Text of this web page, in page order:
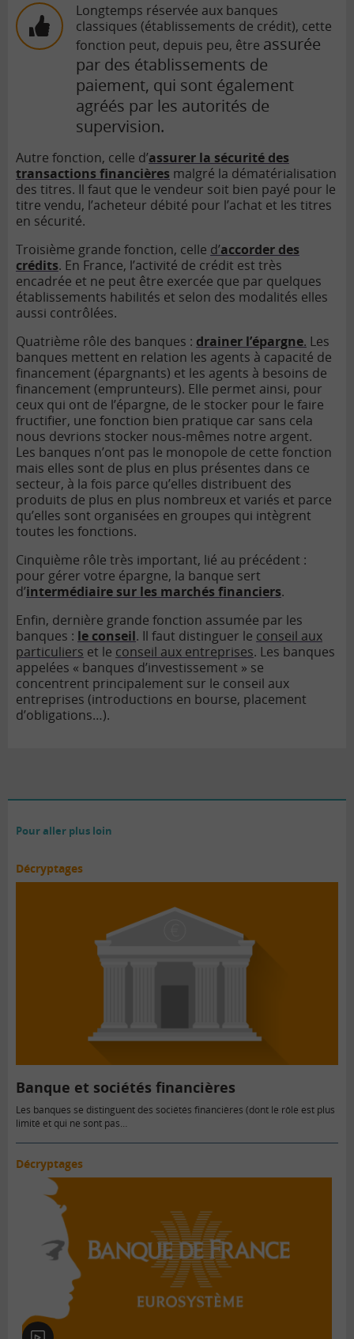
Longtemps réservée aux banques
classiques (établissements de crédit), cette
fonction peut, depuis peu, être assurée
par des établissements de
paiement, qui sont également
agréés par les autorités de
supervision.
Autre fonction, celle d’assurer la sécurité des
transactions financières malgré la dématérialisation
des titres. Il faut que le vendeur soit bien payé pour le
titre vendu, l’acheteur débité pour l’achat et les titres
en sécurité.
Troisième grande fonction, celle d’accorder des
crédits. En France, l’activité de crédit est très
encadrée et ne peut être exercée que par quelques
établissements habilités et selon des modalités elles
aussi contrôlées.
Quatrième rôle des banques : drainer l’épargne. Les
banques mettent en relation les agents à capacité de
financement (épargnants) et les agents à besoins de
financement (emprunteurs). Elle permet ainsi, pour
ceux qui ont de l’épargne, de le stocker pour le faire
fructifier, une fonction bien pratique car sans cela
nous devrions stocker nous-mêmes notre argent.
Les banques n’ont pas le monopole de cette fonction
mais elles sont de plus en plus présentes dans ce
secteur, à la fois parce qu’elles distribuent des
produits de plus en plus nombreux et variés et parce
qu’elles sont organisées en groupes qui intègrent
toutes les fonctions.
Cinquième rôle très important, lié au précédent :
pour gérer votre épargne, la banque sert
d’intermédiaire sur les marchés financiers.
Enfin, dernière grande fonction assumée par les
banques : le conseil. Il faut distinguer le conseil aux
particuliers et le conseil aux entreprises. Les banques
appelées « banques d’investissement » se
concentrent principalement sur le conseil aux
entreprises (introductions en bourse, placement
d’obligations…).
Pour aller plus loin
Décryptages
Banque et sociétés financières
Les banques se distinguent des sociétés financières (dont le rôle est plus
limité et qui ne sont pas…
Décryptages